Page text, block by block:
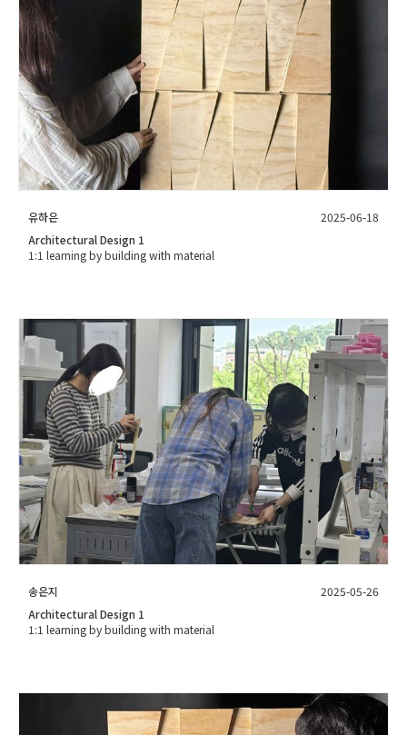
유하은
2025-06-18
Architectural Design 1
1:1 learning by building with material
송은지
2025-05-26
Architectural Design 1
1:1 learning by building with material